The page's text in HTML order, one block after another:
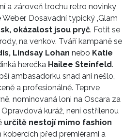
a zároveň trochu retro novinky
Dosavadní typický ‚Glam
okázalost jsou pryč. Fotit se
na venkov. Tváří kampaně se
Lindsay Lohan nebo Katie
herečka Hailee Steinfeld.
ambasadorku snad ani nešlo,
a profesionálně. Teprve
nominovaná loni na Oscara za
kuráž, není ostřílenou
určitě nestojí mimo fashion
kobercích před premiérami a